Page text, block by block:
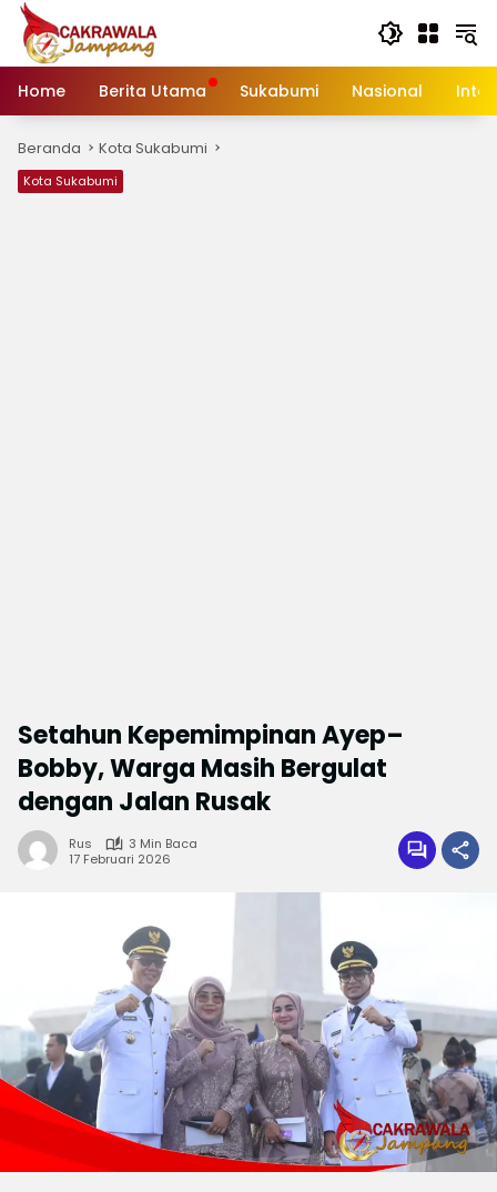
Langsung
konten
Home
Berita Utama Sukabumi Nasional
Beranda Kota Sukabumi
Kota Sukabumi
Setahun Kepemimpinan Ayep–
Bobby, Warga Masih Bergulat
dengan Jalan Rusak
Rus
3 Min Baca
17 Februari 2026